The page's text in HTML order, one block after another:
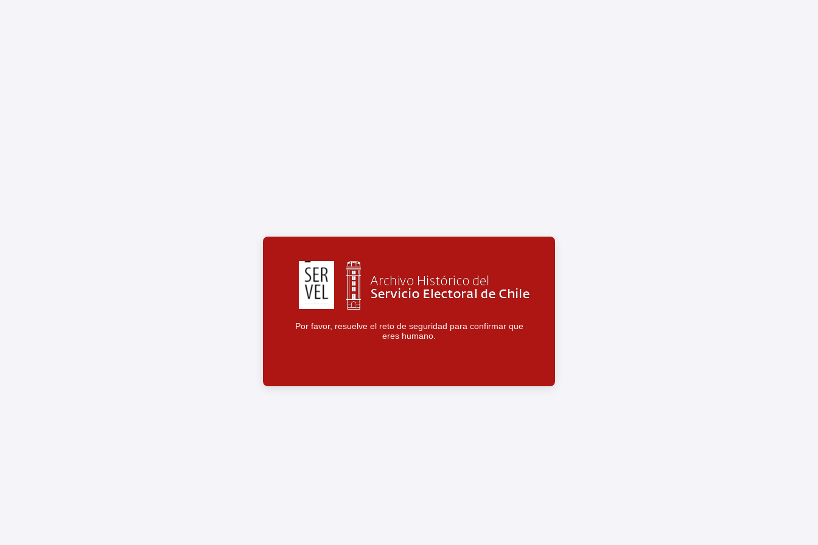
Por favor, resuelve el reto de seguridad para confirmar que
eres humano.